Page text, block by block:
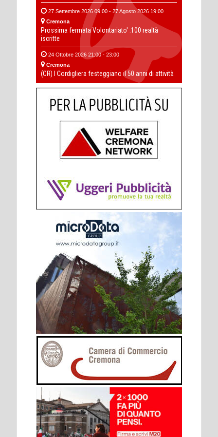
27 Settembre 2026 09:00 - 27 Agosto 2026 19:00
Cremona
Prossima fermata Volontariato' :100 realtà
iscritte
24 Ottobre 2026 21:00 - 23:00
Cremona
(CR) I Cordigliera festeggiano il 50 anni di attività